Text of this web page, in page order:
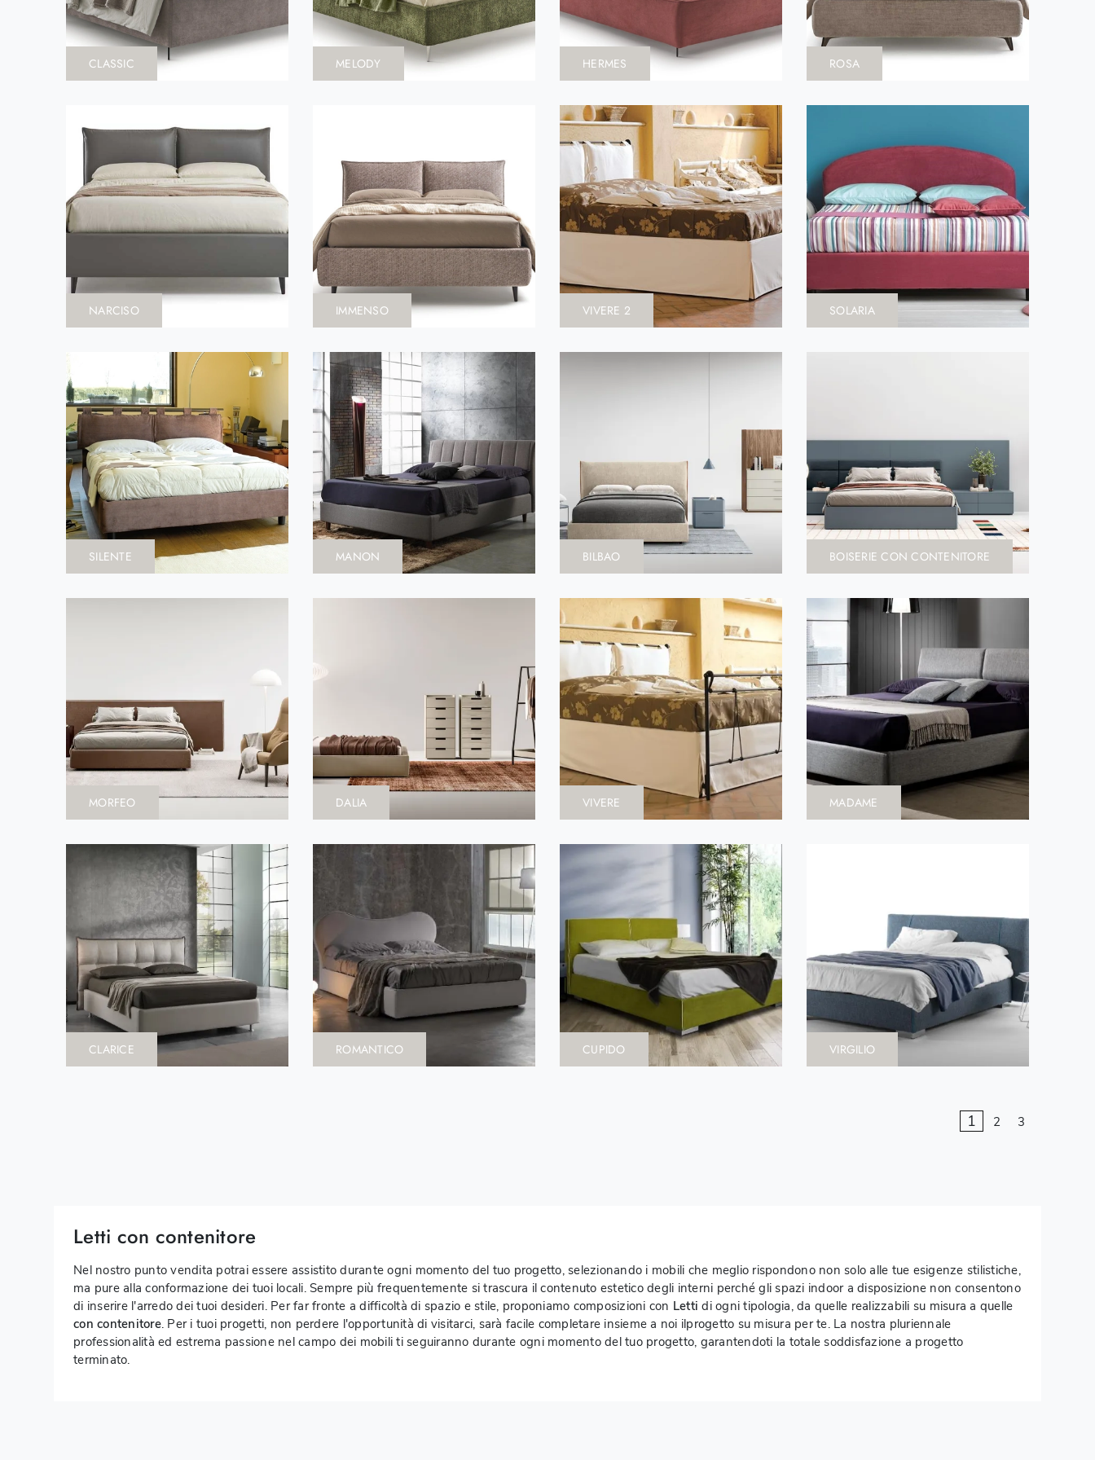
CLASSIC MELODY HERMES ROSA
NARCISO IMMENSO VIVERE 2 SOLARIA
SILENTE MANON BILBAO BOISERIE CON CONTENITORE
MORFEO DALIA VIVERE MADAME
CLARICE ROMANTICO CUPIDO VIRGILIO
1 2 3
Letti con contenitore
Nel nostro punto vendita potrai essere assistito durante ogni momento del tuo progetto, selezionando i mobili che meglio rispondono non solo alle tue esigenze stilistiche,
ma pure alla conformazione dei tuoi locali. Sempre più frequentemente si trascura il contenuto estetico degli interni perché gli spazi indoor a disposizione non consentono
di inserire l'arredo dei tuoi desideri. Per far fronte a difficoltà di spazio e stile, proponiamo composizioni con Letti di ogni tipologia, da quelle realizzabili su misura a quelle
con contenitore. Per i tuoi progetti, non perdere l'opportunità di visitarci, sarà facile completare insieme a noi ilprogetto su misura per te. La nostra pluriennale
professionalità ed estrema passione nel campo dei mobili ti seguiranno durante ogni momento del tuo progetto, garantendoti la totale soddisfazione a progetto
terminato.